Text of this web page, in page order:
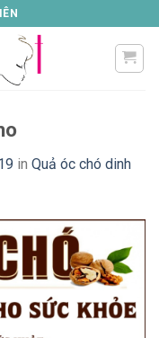
in Quả óc chó dinh